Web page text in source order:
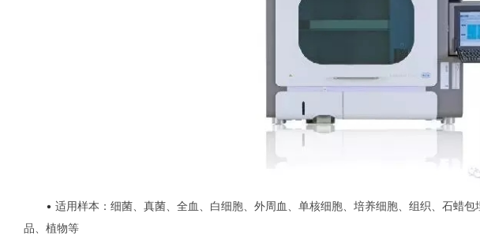
•适用样本：细菌、真菌、全血、白细胞、外周血、单核细胞、培养细胞、组织、石蜡
品、植物等